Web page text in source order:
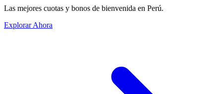
Las mejores cuotas y bonos de bienvenida en Perú.
Explorar Ahora